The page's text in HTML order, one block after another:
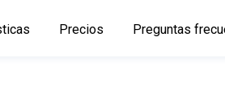
Precios Preguntas